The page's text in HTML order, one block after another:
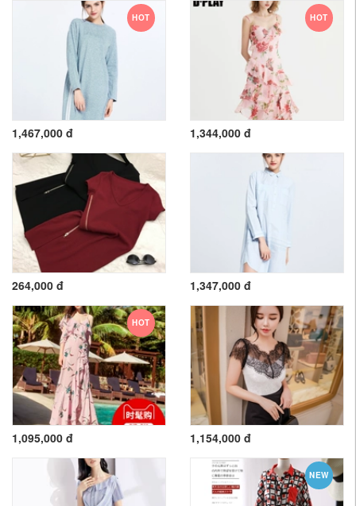
HOT
1,467,000 đ
HOT
1,344,000 đ
264,000 đ 1,347,000 đ
HOT
1,095,000 đ 1,154,000 đ
NEW